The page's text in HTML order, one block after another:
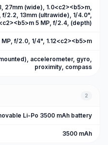
27mm (wide), 1.0<c2><b5>m,
f/2.2, 13mm (ultrawide), 1/4.0",
5 MP, f/2.4, (depth)
MP, f/2.0, 1/4", 1.12<c2><b5>m
accelerometer, gyro,
proximity, compass
2
Li-Po 3500 mAh battery
3500 mAh